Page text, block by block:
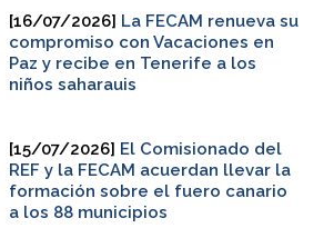
[16/07/2026] La FECAM renueva su
compromiso con Vacaciones en
Paz y recibe en Tenerife a los
niños saharauis
[15/07/2026] El Comisionado del
REF y la FECAM acuerdan llevar la
formación sobre el fuero canario
a los 88 municipios